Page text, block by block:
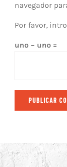
navegador
Por favor,
uno − uno =